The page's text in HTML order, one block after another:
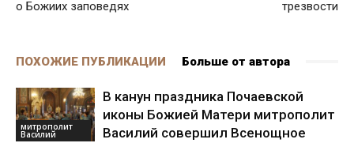
о Божиих заповедях
трезвости
ПОХОЖИЕ ПУБЛИКАЦИИ Больше от автора
митрополит
Василий
В канун праздника Почаевской
иконы Божией Матери митрополит
Василий совершил Всенощное